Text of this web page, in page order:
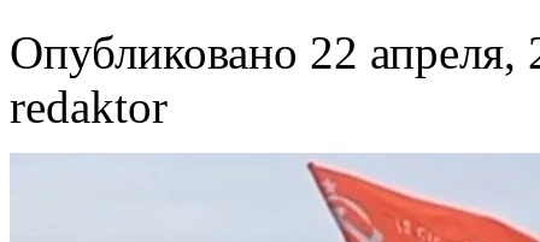
Опубликовано 22 апреля,
redaktor